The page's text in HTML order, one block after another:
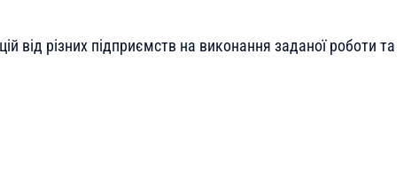
від різних підприємств на виконання заданої роботи та